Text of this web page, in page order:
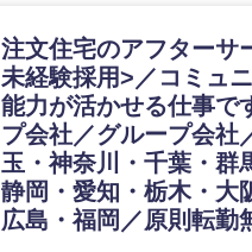
注文住宅のアフターサ
未経験採用>／コミュ
能力が活かせる仕事で
プ会社／グループ会社
玉・神奈川・千葉・群
静岡・愛知・栃木・大
広島・福岡／原則転勤